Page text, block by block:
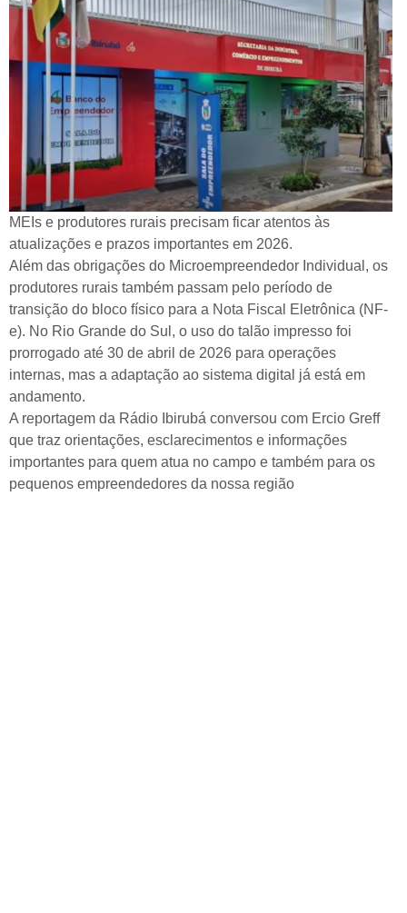
MEIs e produtores rurais precisam ficar atentos às
atualizações e prazos importantes em 2026.
Além das obrigações do Microempreendedor Individual, os
produtores rurais também passam pelo período de
transição do bloco físico para a Nota Fiscal Eletrônica (NF-
e). No Rio Grande do Sul, o uso do talão impresso foi
prorrogado até 30 de abril de 2026 para operações
internas, mas a adaptação ao sistema digital já está em
andamento.
A reportagem da Rádio Ibirubá conversou com Ercio Greff
que traz orientações, esclarecimentos e informações
importantes para quem atua no campo e também para os
pequenos empreendedores da nossa região